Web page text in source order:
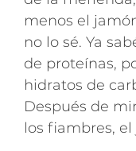
menos el
no lo sé. Ya
de proteínas,
hidratos de
Después de
los fiambres, el